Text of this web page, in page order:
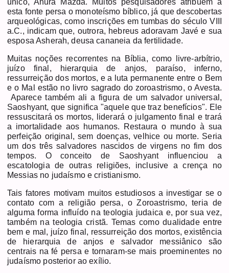
esta fonte persa o monoteísmo bíblico, já que descobertas
arqueológicas, como inscrições em tumbas do século VIII
a.C., indicam que, outrora, hebreus adoravam Javé e sua
esposa Asherah, deusa cananeia da fertilidade.
Muitas noções recorrentes na Bíblia, como livre-arbítrio,
juízo final, hierarquia de anjos, paraíso, inferno,
ressurreição dos mortos, e a luta permanente entre o Bem
e o Mal estão no livro sagrado do zoroastrismo, o Avesta.
Aparece também ali a figura de um salvador universal,
Saoshyant, que significa "aquele que traz benefícios". Ele
ressuscitará os mortos, liderará o julgamento final e trará
a imortalidade aos humanos. Restaura o mundo à sua
perfeição original, sem doenças, velhice ou morte. Seria
um dos três salvadores nascidos de virgens no fim dos
tempos. O conceito de Saoshyant influenciou a
escatologia de outras religiões, inclusive a crença no
Messias no judaísmo e cristianismo.
Tais fatores motivam muitos estudiosos a investigar se o
contato com a religião persa, o Zoroastrismo, teria de
alguma forma influído na teologia judaica e, por sua vez,
também na teologia cristã. Temas como dualidade entre
bem e mal, juízo final, ressurreição dos mortos, existência
de hierarquia de anjos e salvador messiânico são
centrais na fé persa e tornaram-se mais proeminentes no
judaísmo posterior ao exílio.